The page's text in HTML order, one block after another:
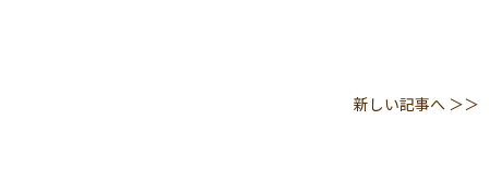
新しい記事へ ＞＞